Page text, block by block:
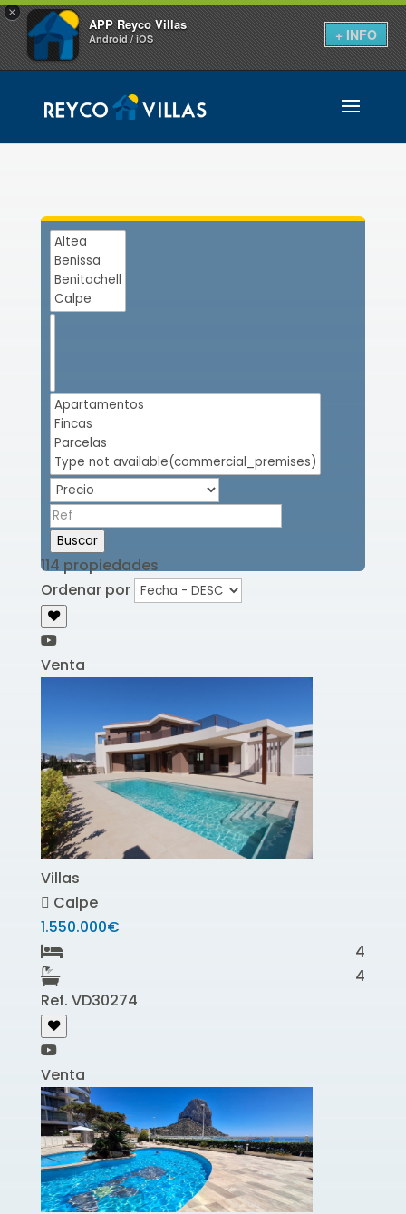
×
APP Reyco Villas
Android / iOS + INFO
Buscar
114 propiedades
Ordenar por
Venta
Villas
Calpe
1.550.000€
4
4
Ref. VD30274
Venta